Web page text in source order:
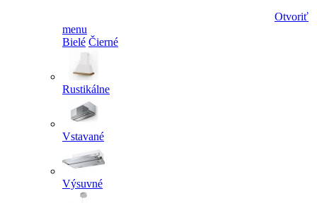
Otvoriť
menu
Bielé Čierné
Rustikálne
Vstavané
Výsuvné